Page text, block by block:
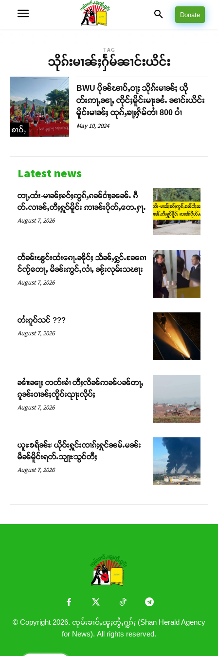
တႃႇႁႂ်ႈသဵင်ၵၢင်ၸႂ်ၵူၼ်းမိူင်း ၵူႈတီႈၵူႈလႅၼ်ပေႃးတေၸွ
တ်ႇ တူဝ်ႈလုမ်ႈၾႃႉၼၼ်ႉ ၶဝ်ႈႁူမ်ႈၵမ်ႉထႅမ် ၸုမ်းၶၢ
ဝ်ႇၽူႈတွႆႇႁွၵ်ႈ လႆႈယူႇၶႃႈဢေႃႈ။
Donate
TAG
သိုၵ်းမၢၼ်ႈႁႅမ်ၼၢင်းယိင်း
ၶၢဝ်ႇ
BWU ပိုၼ်ၽၢဝ်ႇဝႃႈ သိုၵ်းမၢၼ်ႈ ယို
တ်းဢႃႇၼႃႇ ၸိုင်ႈမိူင်းမႃးၼႆႉ ၼၢင်းယိင်း
မိူင်းမၢၼ်ႈ ထုၵ်ႇၶႃႈႁႅမ်တၢႆ 800 ပၢႆ
May 10, 2024
Latest news
တႃႇထႆး-မၢၼ်ႈၶဝ်ႈဢွၵ်ႇၵၼ်ငၢႆႈၼၼ်ႉ ၵဵ
တ်ႉလၢၼ်ႇတီႈႁူဝ်မိူင်း ဢၢၼ်းပိုတ်ႇတေႉႁႃႉ
August 7, 2026
တႅၼ်းၽွင်းထႆးၵေႃႉၼိုင်ႈ သႅၼ်ႇႁွင်ႉၼႄၵၢ
င်ၸႂ်တေႃႇ မိၼ်းဢွင်ႇလၢႆႇ ၼႂ်းလုမ်းသၽႃး
August 7, 2026
တႆးၵူဝ်သင် ???
August 7, 2026
ၼၢႆးၼႃႈ တတ်းၶၢႆ တီႈလိၼ်ဢၼ်ပၼ်တႃႇ
ၵူၼ်းဝၢၼ်ႈၸိူဝ်းၺႃးလိုပ်ႈ
August 7, 2026
ယူႊၶရဵၼ်ႊ ယိုဝ်းႁူင်းၸၢၵ်ႈႁုင်ၼမ်ႉမၼ်း
မဵၼ်မိူင်းရတ်ႉသျႃႊသွင်တီႈ
August 7, 2026
© Copyright 2026. ၸုမ်းၶၢဝ်ႇၽူႈတွႆႇႁွၵ်ႈ (Shan Herald Agency
for News). All rights reserved.